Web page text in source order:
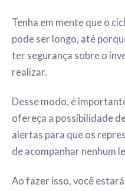
Tenha em mente que o
pode ser longo, até
ter segurança sobre o
realizar.
Desse modo, é
ofereça a possibilidade
alertas para que os
de acompanhar nenhum
Ao fazer isso, você